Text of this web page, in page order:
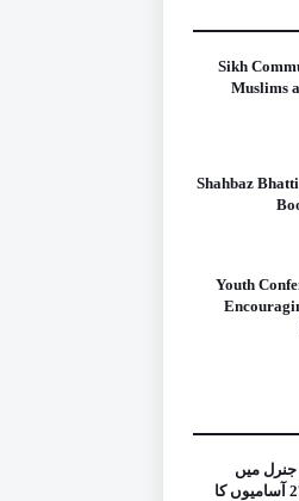
Sikh
Muslims
Shahbaz
Youth
جنرل میں
جونیئر آڈیٹر (BPS-11) کی 274 آسامیوں کا